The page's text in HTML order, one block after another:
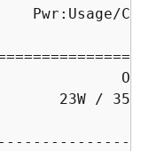
23W /